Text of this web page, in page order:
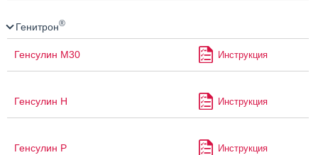
Генитрон®
Генсулин М30 Инструкция
Генсулин Н Инструкция
Генсулин Р Инструкция